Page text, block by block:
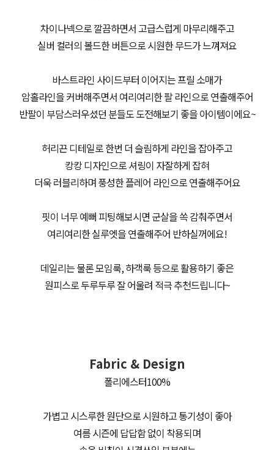
차이나넥으로 깔끔하면서 고급스럽게 마무리해주고
실버 컬러의 볼드한 버튼으로 시원한 무드가 느껴져요
바스트라인 사이드부터 이어지는 프릴 소매가
암홀라인을 커버해주면서 여리여리한 팔 라인으로 연출해주어
반팔이 부담스러우셨던 분들도 도전해보기 좋을 아이템이에요~
허리끈 디테일로 한번 더 슬림하게 라인을 잡아주고
캉캉 디자인으로 셔링이 자잘하게 잡혀
더욱 러블리하며 풍성한 플레어 라인으로 연출해주어요
핏이 너무 예뻐 피팅해보시면 군살을 쏙 감춰주면서
여리여리한 실루엣을 연출해주어 반하실꺼에요!
데일리는 물론 모임룩, 하객룩 등으로 활용하기 좋은
원피스로 두루두루 잘 어울려 적극 추천드립니다~
Fabric & Design
폴리에스터100%
가볍고 시스루한 원단으로 시원하고 통기성이 좋아
여름 시즌에 답답함 없이 착용되며